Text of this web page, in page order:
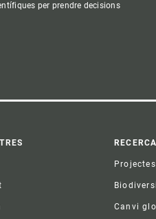
per prendre decisions
RECERCA
Canvi